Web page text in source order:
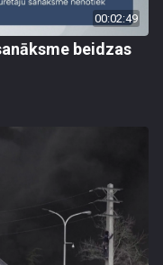
00:02:49
beidzas